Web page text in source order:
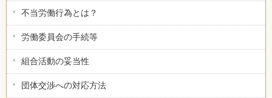
不当労働行為とは？
労働委員会の手続等
組合活動の妥当性
団体交渉への対応方法